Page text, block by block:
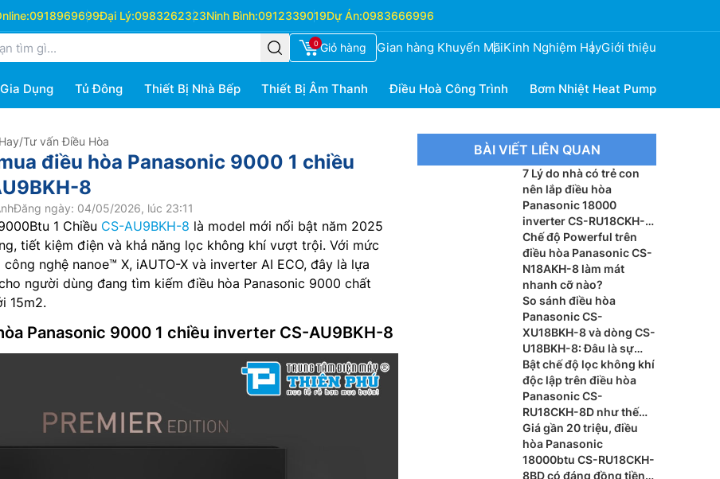
0918969699Đại Lý:0983262323Ninh Bình:0912339019Dự Án:0983666996
0 Giỏ hàng Gian hàng Khuyến MãiKinh Nghiệm HayGiới thiệu
Dụng Tủ Đông Thiết Bị Nhà Bếp Thiết Bị Âm Thanh Điều Hoà Công Trình Bơm Nhiệt Heat Pump
/Tư vấn Điều Hòa
điều hòa Panasonic 9000 1 chiều
8
Đăng ngày: 04/05/2026, lúc 23:11
1 Chiều CS-AU9BKH-8 là model mới nổi bật năm 2025
tiết kiệm điện và khả năng lọc không khí vượt trội. Với mức
nghệ nanoe™ X, iAUTO-X và inverter AI ECO, đây là lựa
người dùng đang tìm kiếm điều hòa Panasonic 9000 chất
15m2.
Panasonic 9000 1 chiều inverter CS-AU9BKH-8
BÀI VIẾT LIÊN QUAN
7 Lý do nhà có trẻ con
nên lắp điều hòa
Panasonic 18000
inverter CS-RU18CKH-
8BD
Chế độ Powerful trên
điều hòa Panasonic CS-
N18AKH-8 làm mát
nhanh cỡ nào?
So sánh điều hòa
Panasonic CS-
XU18BKH-8 và dòng CS-
U18BKH-8: Đâu là sự
khác biệt?
Bật chế độ lọc không khí
độc lập trên điều hòa
Panasonic CS-
RU18CKH-8D như thế
nào?
Giá gần 20 triệu, điều
hòa Panasonic
18000btu CS-RU18CKH-
8BD có đáng đồng tiền